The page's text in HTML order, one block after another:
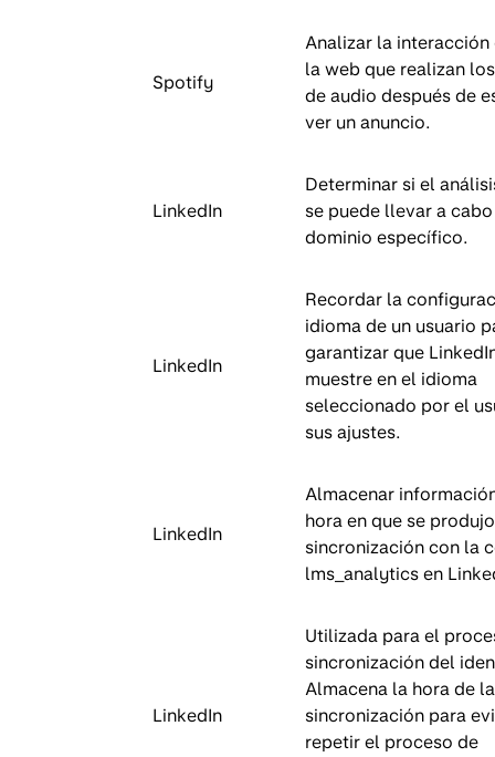
Spotify
Analizar la interacción
la web que realizan
de audio después de
ver un anuncio.
LinkedIn
Determinar si el
se puede llevar a cabo
dominio específico.
LinkedIn
Recordar la
idioma de un usuario
garantizar que
muestre en el idioma
seleccionado por el
sus ajustes.
LinkedIn
Almacenar
hora en que se
sincronización con la
lms_analytics en
LinkedIn
Utilizada para el
sincronización del
Almacena la hora de
sincronización para
repetir el proceso de